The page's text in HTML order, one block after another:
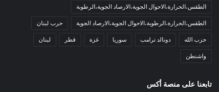
الطقس،الحرارة،الاحوال الجوية،الارصاد الجوية،الرطوبة
الطقس،الحرارة،الرطوبة،الاحوال الجوية،الارصاد الجوية حرب لبنان
حزب الله دونالد ترامب سوريا غزة قطر لبنان
واشنطن
تابعنا على منصة أكس